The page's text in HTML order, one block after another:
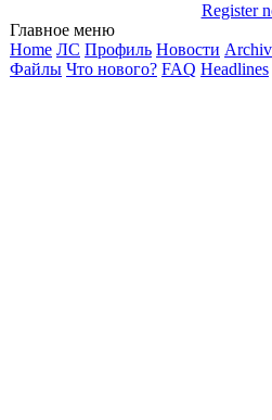
Register
Главное меню
Home ЛС Профиль Новости
Файлы Что нового? FAQ Headlines